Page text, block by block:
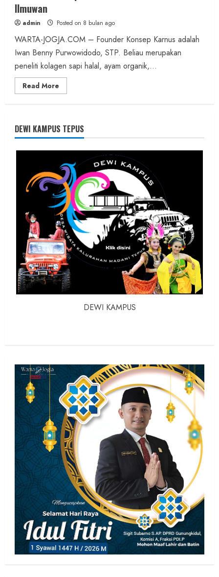
Ilmuwan
admin Posted on 8 bulan ago
WARTA-JOGJA.COM – Founder Konsep Karnus adalah
Iwan Benny Purwowidodo, STP. Beliau merupakan
peneliti kolagen sapi halal, ayam organik,...
Read More
more
dan
Dokter
dan
DEWI KAMPUS TEPUS
DEWI KAMPUS